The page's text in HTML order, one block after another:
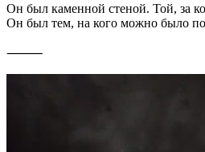
Он был каменной стеной. Той, за
Он был тем, на кого можно было
⸻